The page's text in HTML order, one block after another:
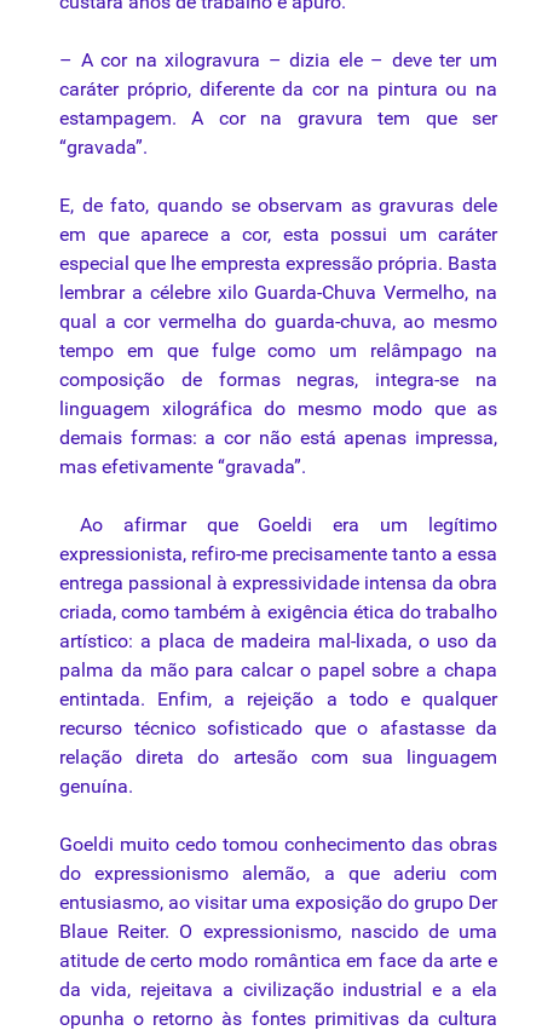
– A cor na xilogravura – dizia ele – deve ter um
caráter próprio, diferente da cor na pintura ou na
estampagem. A cor na gravura tem que ser
“gravada”.
E, de fato, quando se observam as gravuras dele
em que aparece a cor, esta possui um caráter
especial que lhe empresta expressão própria. Basta
lembrar a célebre xilo Guarda-Chuva Vermelho, na
qual a cor vermelha do guarda-chuva, ao mesmo
tempo em que fulge como um relâmpago na
composição de formas negras, integra-se na
linguagem xilográfica do mesmo modo que as
demais formas: a cor não está apenas impressa,
mas efetivamente “gravada”.
Ao afirmar que Goeldi era um legítimo
expressionista, refiro-me precisamente tanto a essa
entrega passional à expressividade intensa da obra
criada, como também à exigência ética do trabalho
artístico: a placa de madeira mal-lixada, o uso da
palma da mão para calcar o papel sobre a chapa
entintada. Enfim, a rejeição a todo e qualquer
recurso técnico sofisticado que o afastasse da
relação direta do artesão com sua linguagem
genuína.
Goeldi muito cedo tomou conhecimento das obras
do expressionismo alemão, a que aderiu com
entusiasmo, ao visitar uma exposição do grupo Der
Blaue Reiter. O expressionismo, nascido de uma
atitude de certo modo romântica em face da arte e
da vida, rejeitava a civilização industrial e a ela
opunha o retorno às fontes primitivas da cultura